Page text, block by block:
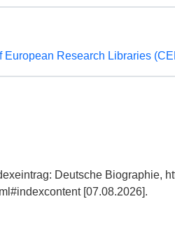
European Research Libraries
Deutsche Biographie,
[07.08.2026].